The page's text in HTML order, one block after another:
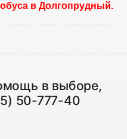
в Долгопрудный.
в выборе,
50-777-40